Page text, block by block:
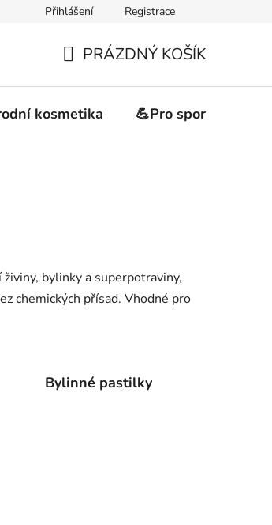
Obchodní podmínky Podmínky ochrany osobních
Přihlášení Registrace
KOŠÍK
PRÁZDNÝ KOŠÍK
kosmetika 💪Pro sportovce
bylinky a superpotraviny,
chemických přísad. Vhodné pro
Bylinné pastilky